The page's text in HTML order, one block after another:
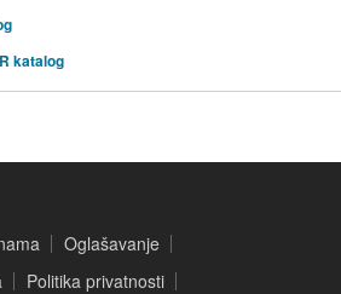
katalog
Oglašavanje
Politika privatnosti